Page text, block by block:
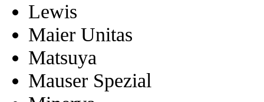
Lewis
Maier Unitas
Matsuya
Mauser Spezial